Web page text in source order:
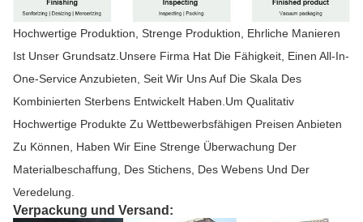
Hochwertige Produktion, Strenge Produktion, Ehrliche Manieren
Ist Unser Grundsatz.Unsere Firma Hat Die Fähigkeit, Einen All-In-
One-Service Anzubieten, Seit Wir Uns Auf Die Skala Des
Kombinierten Sterbens Entwickelt Haben.Um Qualitativ
Hochwertige Produkte Zu Wettbewerbsfähigen Preisen Anbieten
Zu Können, Haben Wir Eine Strenge Überwachung Der
Materialbeschaffung, Des Stichens, Des Webens Und Der
Veredelung.
Verpackung und Versand: